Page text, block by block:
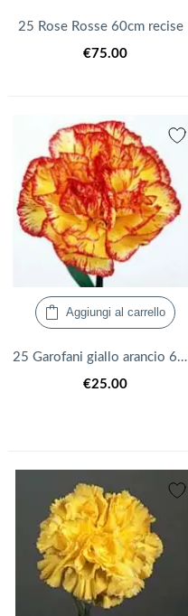
25 Rose Rosse 60cm recise
€75.00
Aggiungi al carrello
25 Garofani giallo arancio 60cm fiori recisi
€25.00